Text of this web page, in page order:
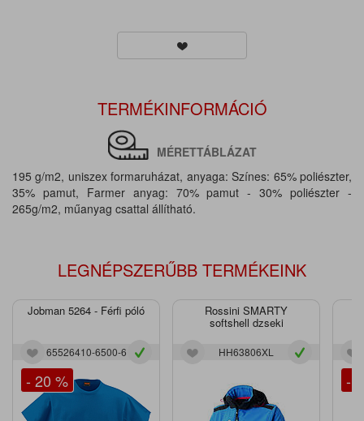
TERMÉKINFORMÁCIÓ
MÉRETTÁBLÁZAT
195 g/m2, uniszex formaruházat, anyaga: Színes: 65% poliészter,
35% pamut, Farmer anyag: 70% pamut - 30% poliészter -
265g/m2, műanyag csattal állítható.
LEGNÉPSZERŰBB TERMÉKEINK
Jobman 5264 - Férfi póló
65526410-6500-6
- 20 %
Rossini SMARTY
softshell dzseki
HH63806XL
-